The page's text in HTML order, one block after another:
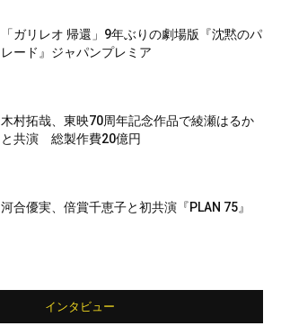
「ガリレオ 帰還」9年ぶりの劇場版『沈黙のパ
レード』ジャパンプレミア
木村拓哉、東映70周年記念作品で綾瀬はるか
と共演 総製作費20億円
河合優実、倍賞千恵子と初共演『PLAN 75』
インタビュー